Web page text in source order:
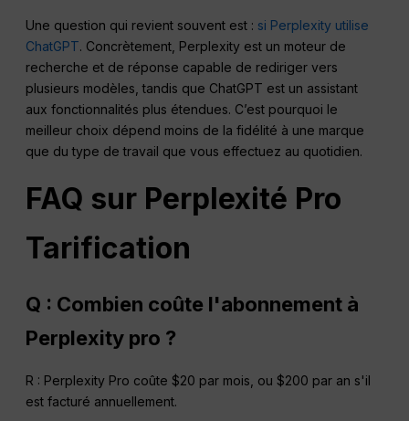
Une question qui revient souvent est : si Perplexity utilise
ChatGPT. Concrètement, Perplexity est un moteur de
recherche et de réponse capable de rediriger vers
plusieurs modèles, tandis que ChatGPT est un assistant
aux fonctionnalités plus étendues. C’est pourquoi le
meilleur choix dépend moins de la fidélité à une marque
que du type de travail que vous effectuez au quotidien.
FAQ sur Perplexité Pro
Tarification
Q : Combien coûte l'abonnement à
Perplexity pro ?
R : Perplexity Pro coûte $20 par mois, ou $200 par an s'il
est facturé annuellement.